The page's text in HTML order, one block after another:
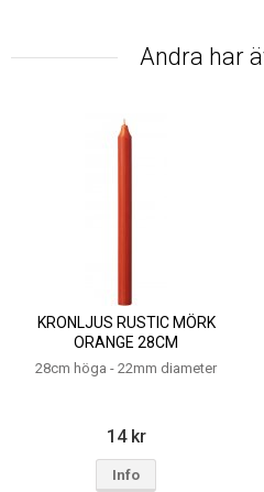
Andra har
KRONLJUS RUSTIC MÖRK
ORANGE 28CM
28cm höga - 22mm diameter
14 kr
Info